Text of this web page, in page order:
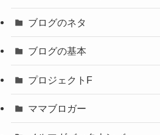
ブログのネタ
ブログの基本
プロジェクトF
ママブロガー